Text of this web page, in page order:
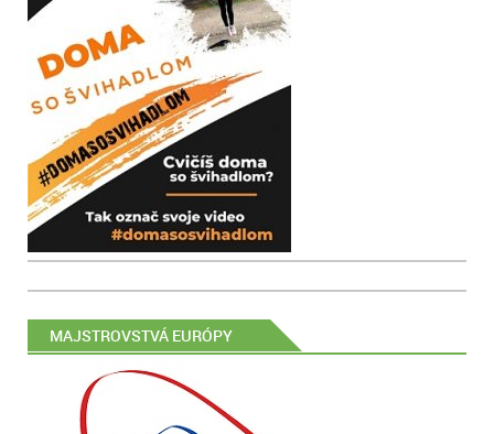
MAJSTROVSTVÁ EURÓPY